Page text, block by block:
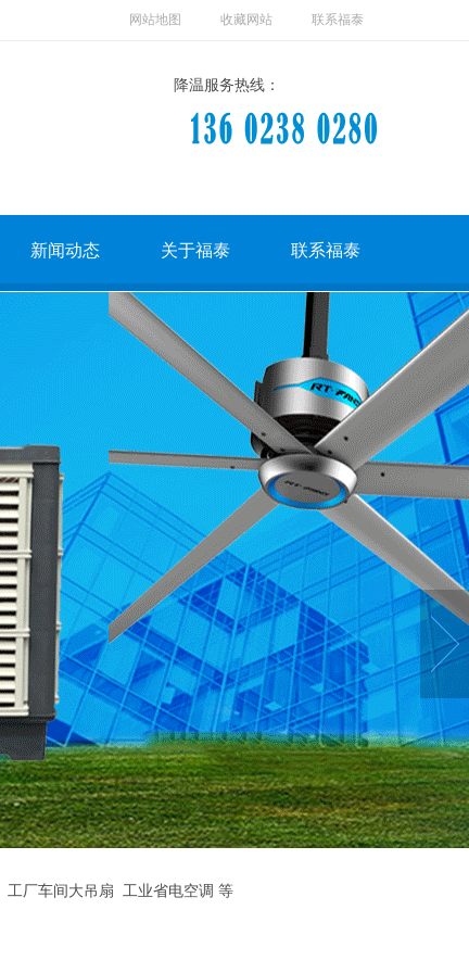
网站地图 收藏网站 联系福泰
降温服务热线：
新闻动态 关于福泰 联系福泰
工厂车间大吊扇 工业省电空调 等